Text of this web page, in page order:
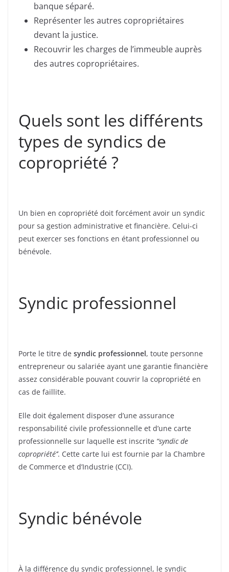
banque séparé.
Représenter les autres copropriétaires
devant la justice.
Recouvrir les charges de l’immeuble auprès
des autres copropriétaires.
Quels sont les différents
types de syndics de
copropriété ?
Un bien en copropriété doit forcément avoir un syndic
pour sa gestion administrative et financière. Celui-ci
peut exercer ses fonctions en étant professionnel ou
bénévole.
Syndic professionnel
Porte le titre de syndic professionnel, toute personne
entrepreneur ou salariée ayant une garantie financière
assez considérable pouvant couvrir la copropriété en
cas de faillite.
Elle doit également disposer d’une assurance
responsabilité civile professionnelle et d’une carte
professionnelle sur laquelle est inscrite “syndic de
copropriété’’. Cette carte lui est fournie par la Chambre
de Commerce et d’Industrie (CCI).
Syndic bénévole
À la différence du syndic professionnel, le syndic